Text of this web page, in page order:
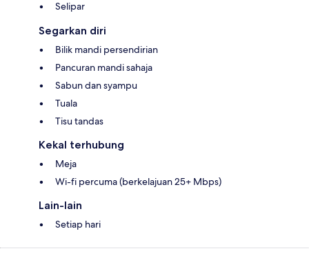
Selipar
Segarkan diri
Bilik mandi persendirian
Pancuran mandi sahaja
Sabun dan syampu
Tuala
Tisu tandas
Kekal terhubung
Meja
Wi-fi percuma (berkelajuan 25+ Mbps)
Lain-lain
Setiap hari